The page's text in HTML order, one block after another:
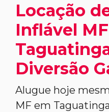
Locação
Inflável
Diversão
Alugue hoje
MF em